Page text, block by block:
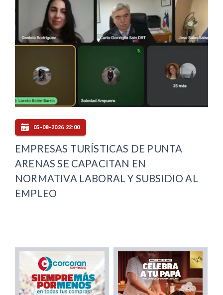
05-08-2026 22:00
EMPRESAS TURÍSTICAS DE PUNTA
ARENAS SE CAPACITAN EN
NORMATIVA LABORAL Y SUBSIDIO AL
EMPLEO